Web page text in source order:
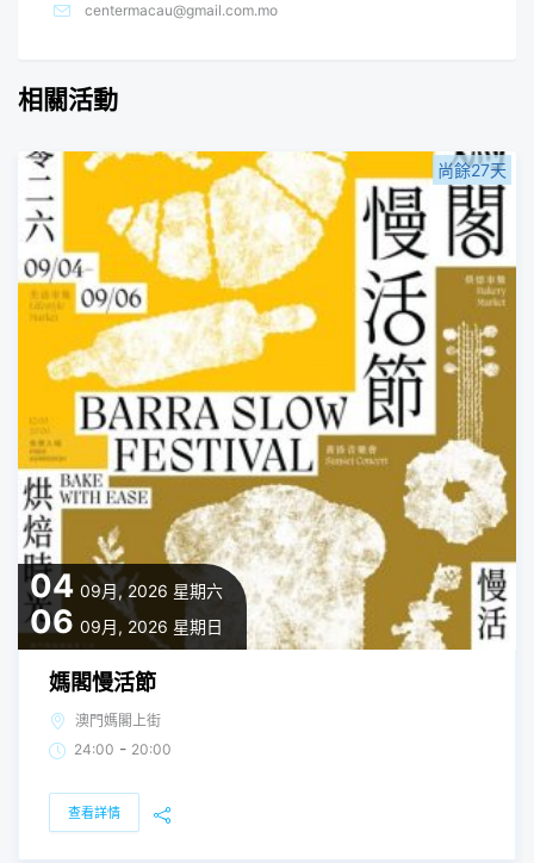
centermacau@gmail.com.mo
相關活動
04 09月, 2026 星期六
06 09月, 2026 星期日
尚餘27天
媽閣慢活節
澳門媽閣上街
24:00 - 20:00
查看詳情